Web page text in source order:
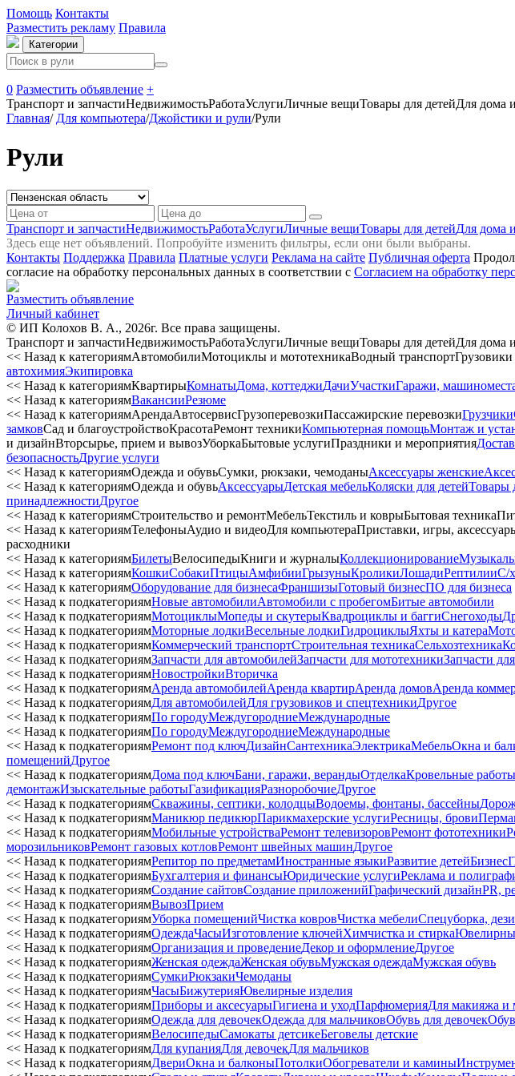
Помощь Контакты
Разместить рекламу Правила
Категории
0 Разместить объявление +
Транспорт и запчастиНедвижимостьРаботаУслугиЛичные вещиТовары для детейДля дома
Главная/ Для компьютера/Джойстики и рули/Рули
Рули
Транспорт и запчастиНедвижимостьРаботаУслугиЛичные вещиТовары для детейДля дома
Здесь еще нет объявлений. Попробуйте изменить фильтры, если они были выбраны.
Контакты Поддержка Правила Платные услуги Реклама на сайте Публичная оферта
согласие на обработку персональных данных в соответствии с Согласием на обработку
Разместить объявление
Личный кабинет
© ИП Колохов В. А., 2026г. Все права защищены.
Транспорт и запчастиНедвижимостьРаботаУслугиЛичные вещиТовары для детейДля дома
<< Назад к категориямАвтомобилиМотоциклы и мототехникаВодный транспорт
автохимияЭкипировка
<< Назад к категориямКвартирыКомнатыДома, коттеджиДачиУчасткиГаражи,
<< Назад к категориямВакансииРезюме
<< Назад к категориямАрендаАвтосервиcГрузоперевозкиПассажирские перевозкиГрузчики
замковСад и благоустройствоКрасотаРемонт техникиКомпьютерная помощьМонтаж и
и дизайнВторсырье, прием и вывозУборкаБытовые услугиПраздники и мероприятия
безопасностьДругие услуги
<< Назад к категориямОдежда и обувьСумки, рюкзаки, чемоданыАксессуары женские
<< Назад к категориямОдежда и обувьАксессуарыДетская мебельКоляски для детейТовары
принадлежностиДругое
<< Назад к категориямСтроительство и ремонтМебельТекстиль и коврыБытовая техника
<< Назад к категориямТелефоныАудио и видеоДля компьютераПриставки, игры,
расходники
<< Назад к категориямБилетыВелосипедыКниги и журналыКоллекционирование
<< Назад к категориямКошкиСобакиПтицыАмфибииГрызуныКроликиЛошадиРептилииС/
<< Назад к категориямОборудование для бизнесаФраншизыГотовый бизнесПО для бизнеса
<< Назад к подкатегориямНовые автомобилиАвтомобили с пробегомБитые автомобили
<< Назад к подкатегориямМотоциклыМопеды и скутерыКвадроциклы и баггиСнегоходы
<< Назад к подкатегориямМоторные лодкиВесельные лодкиГидроциклыЯхты и катера
<< Назад к подкатегориямКоммерческий транспортСтроительная техникаСельхозтехника
<< Назад к подкатегориямЗапчасти для автомобилейЗапчасти для мототехникиЗапчасти
<< Назад к подкатегориямНовостройкиВторичка
<< Назад к подкатегориямАренда автомобилейАренда квартирАренда домовАренда
<< Назад к подкатегориямДля автомобилейДля грузовиков и спецтехникиДругое
<< Назад к подкатегориямПо городуМеждугородниеМеждународные
<< Назад к подкатегориямПо городуМеждугородниеМеждународные
<< Назад к подкатегориямРемонт под ключДизайнСантехникаЭлектрикаМебельОкна и
помещенийДругое
<< Назад к подкатегориямДома под ключБани, гаражи, верандыОтделкаКровельные работы
демонтажИзыскательные работыГазификацияРазноробочиеДругое
<< Назад к подкатегориямСкважины, септики, колодцыВодоемы, фонтаны, бассейны
<< Назад к подкатегориямМаникюр педикюрПарикмахерские услугиРесницы, брови
<< Назад к подкатегориямМобильные устройстваРемонт телевизоровРемонт фототехники
морозильниковРемонт газовых котловРемонт швейных машинДругое
<< Назад к подкатегориямРепитор по предметамИностранные языкиРазвитие детейБизнес
<< Назад к подкатегориямБухгалтерия и финансыЮридические услугиРеклама и
<< Назад к подкатегориямСоздание сайтовСоздание приложенийГрафический дизайнPR,
<< Назад к подкатегориямВывозПрием
<< Назад к подкатегориямУборка помещенийЧистка ковровЧистка мебелиСпецуборка,
<< Назад к подкатегориямОдеждаЧасыИзготовление ключейХимчистка и стирка
<< Назад к подкатегориямОрганизация и проведениеДекор и оформлениеДругое
<< Назад к подкатегориямЖенская одеждаЖенская обувьМужская одеждаМужская обувь
<< Назад к подкатегориямСумкиРюкзакиЧемоданы
<< Назад к подкатегориямЧасыБижутерияЮвелирные изделия
<< Назад к подкатегориямПриборы и аксесуарыГигиена и уходПарфюмерияДля макияжа и
<< Назад к подкатегориямОдежда для девочекОдежда для мальчиковОбувь для девочек
<< Назад к подкатегориямВелосипедыСамокаты детсикеБеговелы детские
<< Назад к подкатегориямДля купанияДля девочекДля мальчиков
<< Назад к подкатегориямДвериОкна и балконыПотолкиОбогреватели и камины